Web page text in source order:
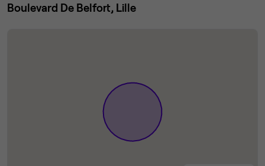
Boulevard De Belfort, Lille